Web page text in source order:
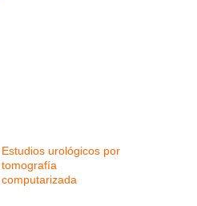
Estudios urológicos por
tomografía
computarizada